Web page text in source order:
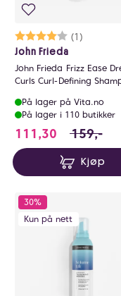
styrker selvtilliten
Karakter:
(1)
4.0 av 5
John Frieda
John Frieda Frizz Ease
Curls Curl-Defining
På lager på Vita.no
På lager i 110 butikker
111,30 111.3 i
159,-
Kjøp
30%
Kun på nett